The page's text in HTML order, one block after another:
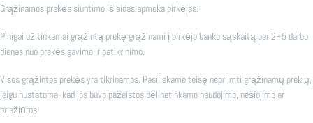
Grąžinamos prekės siuntimo išlaidas apmoka pirkėjas.
Pinigai už tinkamai grąžintą prekę grąžinami į pirkėjo banko sąskaitą per 2–5 darbo
dienas nuo prekės gavimo ir patikrinimo.
Visos grąžintos prekės yra tikrinamos. Pasiliekame teisę nepriimti grąžinamų prekių,
jeigu nustatoma, kad jos buvo pažeistos dėl netinkamo naudojimo, nešiojimo ar
priežiūros.